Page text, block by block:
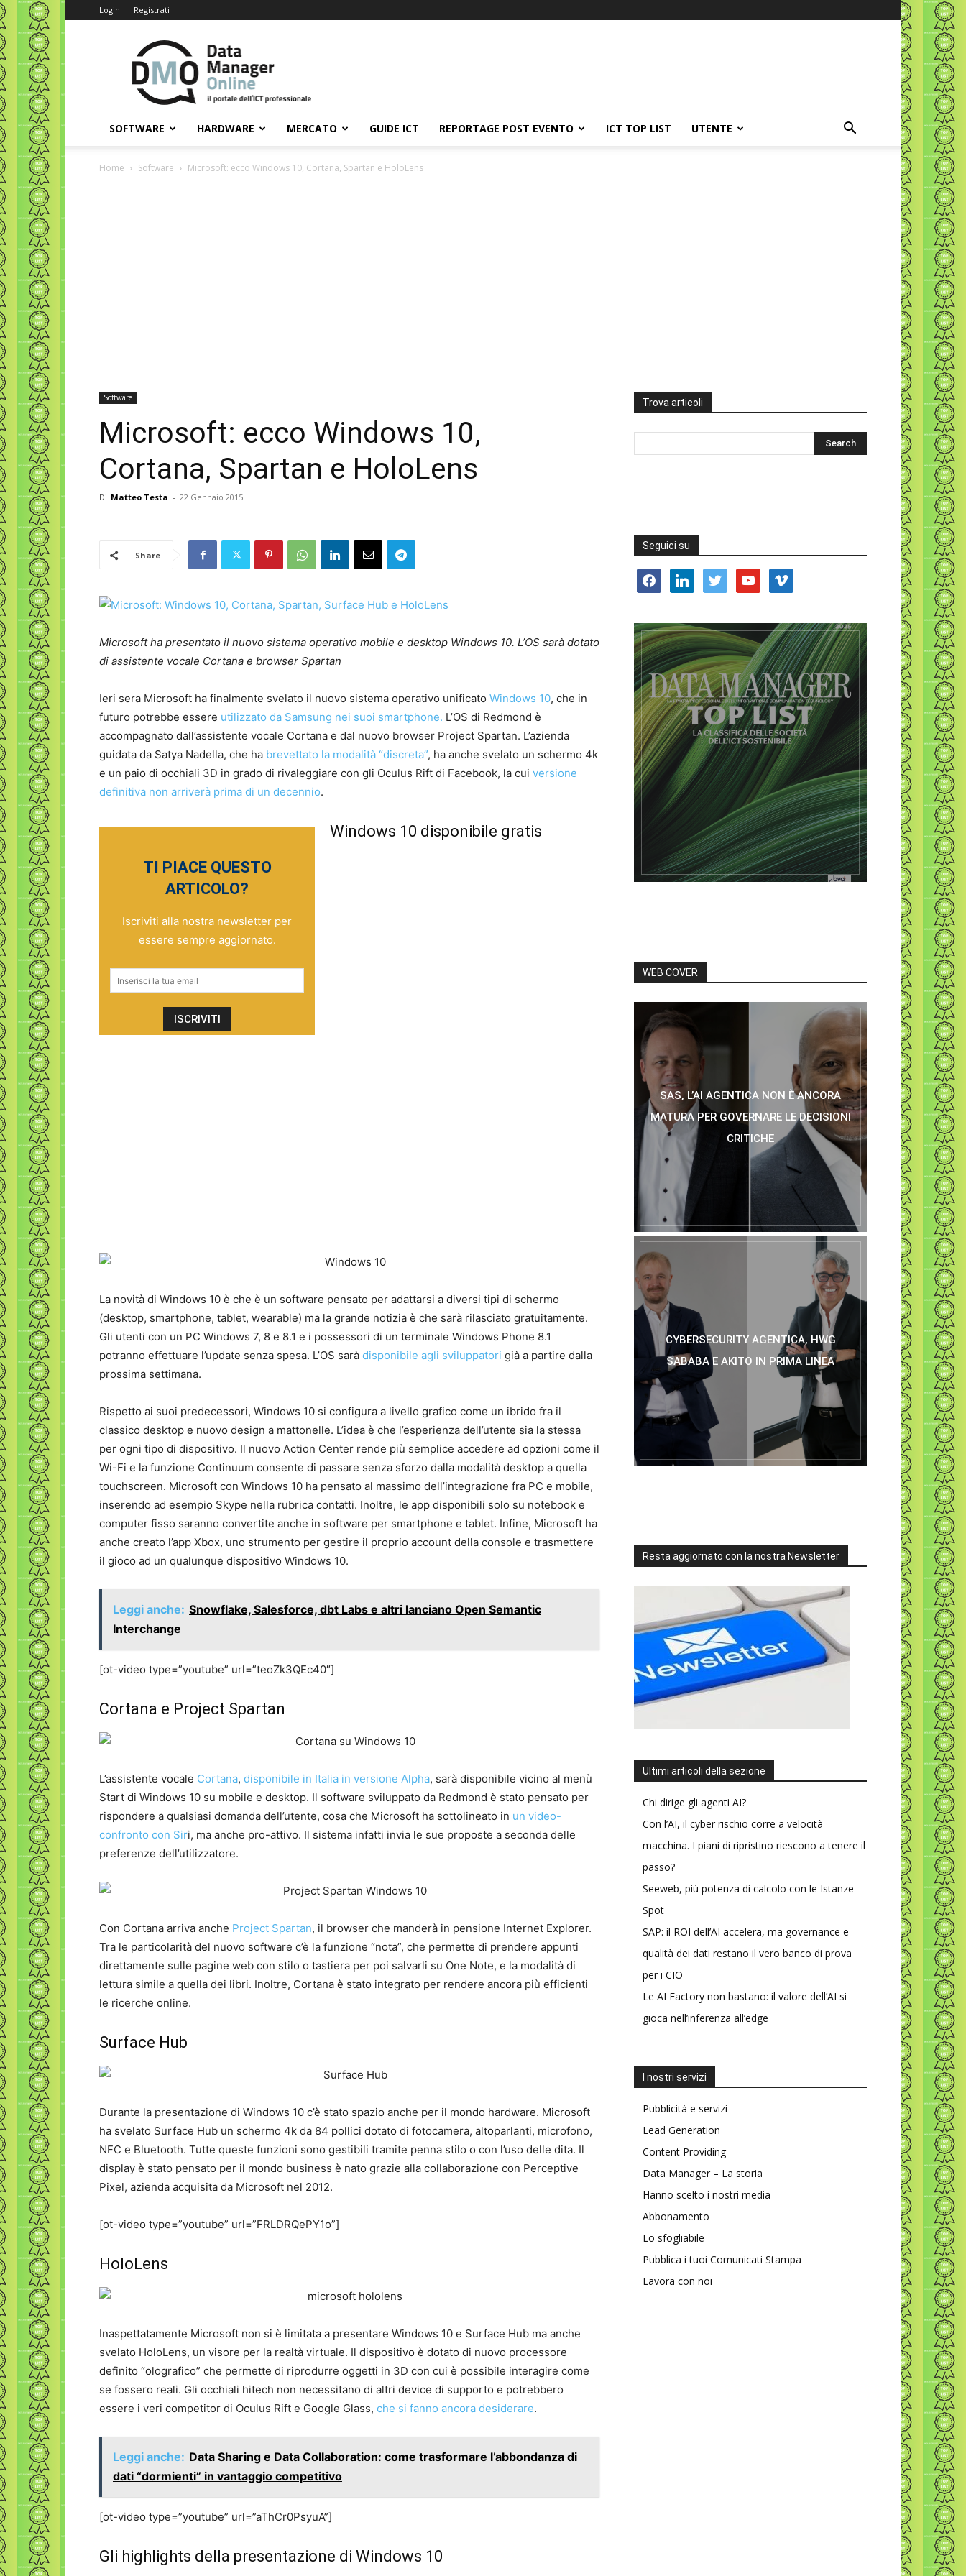
Login Registrati
Data
Manager
Online
SOFTWARE HARDWARE MERCATO GUIDE ICT REPORTAGE POST EVENTO ICT TOP LIST UTENTE
Home Software Microsoft: ecco Windows 10, Cortana, Spartan e HoloLens
Software
Microsoft: ecco Windows 10,
Cortana, Spartan e HoloLens
Di Matteo Testa - 22 Gennaio 2015
Share
Microsoft ha presentato il nuovo sistema operativo mobile e desktop Windows 10. L’OS sarà dotato
di assistente vocale Cortana e browser Spartan
Ieri sera Microsoft ha finalmente svelato il nuovo sistema operativo unificato Windows 10, che in
futuro potrebbe essere utilizzato da Samsung nei suoi smartphone. L’OS di Redmond è
accompagnato dall’assistente vocale Cortana e dal nuovo browser Project Spartan. L’azienda
guidata da Satya Nadella, che ha brevettato la modalità “discreta”, ha anche svelato un schermo 4k
e un paio di occhiali 3D in grado di rivaleggiare con gli Oculus Rift di Facebook, la cui versione
definitiva non arriverà prima di un decennio.
TI PIACE QUESTO
ARTICOLO?
Iscriviti alla nostra newsletter per
essere sempre aggiornato.
Windows 10 disponibile gratis
La novità di Windows 10 è che è un software pensato per adattarsi a diversi tipi di schermo
(desktop, smartphone, tablet, wearable) ma la grande notizia è che sarà rilasciato gratuitamente.
Gli utenti con un PC Windows 7, 8 e 8.1 e i possessori di un terminale Windows Phone 8.1
potranno effettuare l’update senza spesa. L’OS sarà disponibile agli sviluppatori già a partire dalla
prossima settimana.
Rispetto ai suoi predecessori, Windows 10 si configura a livello grafico come un ibrido fra il
classico desktop e nuovo design a mattonelle. L’idea è che l’esperienza dell’utente sia la stessa
per ogni tipo di dispositivo. Il nuovo Action Center rende più semplice accedere ad opzioni come il
Wi-Fi e la funzione Continuum consente di passare senza sforzo dalla modalità desktop a quella
touchscreen. Microsoft con Windows 10 ha pensato al massimo dell’integrazione fra PC e mobile,
inserendo ad esempio Skype nella rubrica contatti. Inoltre, le app disponibili solo su notebook e
computer fisso saranno convertite anche in software per smartphone e tablet. Infine, Microsoft ha
anche creato l’app Xbox, uno strumento per gestire il proprio account della console e trasmettere
il gioco ad un qualunque dispositivo Windows 10.
Leggi anche: Snowflake, Salesforce, dbt Labs e altri lanciano Open Semantic
Interchange
[ot-video type=”youtube” url=”teoZk3QEc40″]
Cortana e Project Spartan
L’assistente vocale Cortana, disponibile in Italia in versione Alpha, sarà disponibile vicino al menù
Start di Windows 10 su mobile e desktop. Il software sviluppato da Redmond è stato pensato per
rispondere a qualsiasi domanda dell’utente, cosa che Microsoft ha sottolineato in un video-
confronto con Siri, ma anche pro-attivo. Il sistema infatti invia le sue proposte a seconda delle
preferenze dell’utilizzatore.
Con Cortana arriva anche Project Spartan, il browser che manderà in pensione Internet Explorer.
Tra le particolarità del nuovo software c’è la funzione “nota”, che permette di prendere appunti
direttamente sulle pagine web con stilo o tastiera per poi salvarli su One Note, e la modalità di
lettura simile a quella dei libri. Inoltre, Cortana è stato integrato per rendere ancora più efficienti
le ricerche online.
Surface Hub
Durante la presentazione di Windows 10 c’è stato spazio anche per il mondo hardware. Microsoft
ha svelato Surface Hub un schermo 4k da 84 pollici dotato di fotocamera, altoparlanti, microfono,
NFC e Bluetooth. Tutte queste funzioni sono gestibili tramite penna stilo o con l’uso delle dita. Il
display è stato pensato per il mondo business è nato grazie alla collaborazione con Perceptive
Pixel, azienda acquisita da Microsoft nel 2012.
[ot-video type=”youtube” url=”FRLDRQePY1o”]
HoloLens
Inaspettatamente Microsoft non si è limitata a presentare Windows 10 e Surface Hub ma anche
svelato HoloLens, un visore per la realtà virtuale. Il dispositivo è dotato di nuovo processore
definito “olografico” che permette di riprodurre oggetti in 3D con cui è possibile interagire come
se fossero reali. Gli occhiali hitech non necessitano di altri device di supporto e potrebbero
essere i veri competitor di Oculus Rift e Google Glass, che si fanno ancora desiderare.
Leggi anche: Data Sharing e Data Collaboration: come trasformare l’abbondanza di
dati “dormienti” in vantaggio competitivo
[ot-video type=”youtube” url=”aThCr0PsyuA”]
Gli highlights della presentazione di Windows 10
Trova articoli
Seguici su
facebooklinkedin twitter youtube vimeo
WEB COVER
SAS, L’AI AGENTICA NON È ANCORA
MATURA PER GOVERNARE LE DECISIONI
CRITICHE
CYBERSECURITY AGENTICA, HWG
SABABA E AKITO IN PRIMA LINEA
Resta aggiornato con la nostra Newsletter
Ultimi articoli della sezione
Chi dirige gli agenti AI?
Con l’AI, il cyber rischio corre a velocità
macchina. I piani di ripristino riescono a tenere il
passo?
Seeweb, più potenza di calcolo con le Istanze
Spot
SAP: il ROI dell’AI accelera, ma governance e
qualità dei dati restano il vero banco di prova
per i CIO
Le AI Factory non bastano: il valore dell’AI si
gioca nell’inferenza all’edge
I nostri servizi
Pubblicità e servizi
Lead Generation
Content Providing
Data Manager – La storia
Hanno scelto i nostri media
Abbonamento
Lo sfogliabile
Pubblica i tuoi Comunicati Stampa
Lavora con noi